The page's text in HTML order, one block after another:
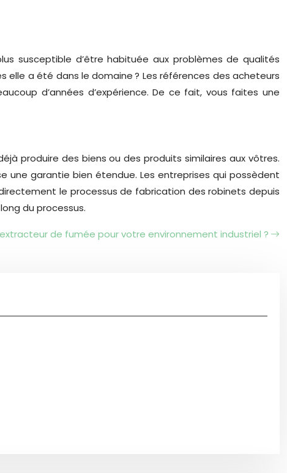
susceptible d’être habituée aux problèmes de qualités
elle a été dans le domaine ? Les références des acheteurs
d’années d’expérience. De ce fait, vous faites une
produire des biens ou des produits similaires aux vôtres.
une garantie bien étendue. Les entreprises qui possèdent
le processus de fabrication des robinets depuis
du processus.
de fumée pour votre environnement industriel ?